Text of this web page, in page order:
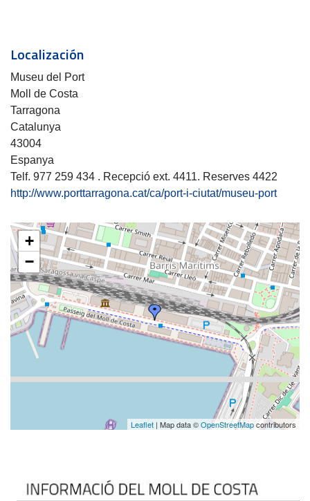
Localización
Museu del Port
Moll de Costa
Tarragona
Catalunya
43004
Espanya
Telf. 977 259 434 . Recepció ext. 4411. Reserves 4422
http://www.porttarragona.cat/ca/port-i-ciutat/museu-port
+
−
Leaflet | Map data ©OpenStreetMapcontributors